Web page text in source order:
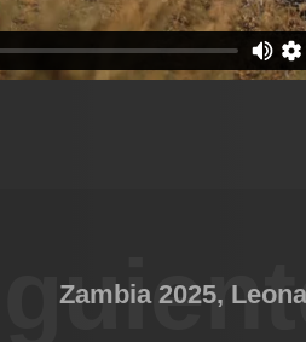
Zambia 2025,